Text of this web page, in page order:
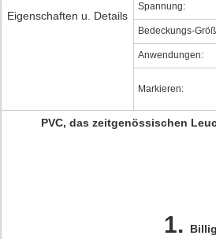
Eigenschaften u. Details
Spannung:
Bedeckungs-
Anwendungen:
Markieren:
PVC, das zeitgenössischen
1.